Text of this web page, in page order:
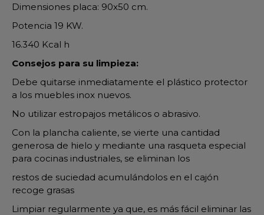
Dimensiones placa: 90x50 cm.
Potencia 19 KW.
16.340 Kcal h
Consejos para su limpieza:
Debe quitarse inmediatamente el plástico protector
a los muebles inox nuevos.
No utilizar estropajos metálicos o abrasivo.
Con la plancha caliente, se vierte una cantidad
generosa de hielo y mediante una rasqueta especial
para cocinas industriales, se eliminan los
restos de suciedad acumulándolos en el cajón
recoge grasas
Limpiar regularmente ya que, es más fácil eliminar las